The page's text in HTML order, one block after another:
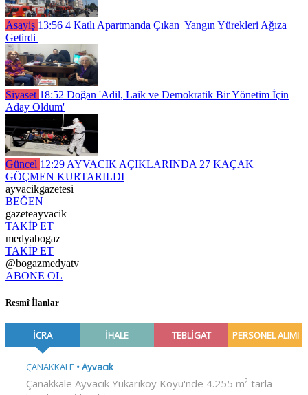
Asayiş 13:56 4 Katlı Apartmanda Çıkan Yangın Yürekleri Ağıza
Getirdi
Siyaset 18:52 Doğan 'Adil, Laik ve Demokratik Bir Yönetim İçin
Aday Oldum'
Güncel 12:29 AYVACIK AÇIKLARINDA 27 KAÇAK
GÖÇMEN KURTARILDI
ayvacikgazetesi
BEĞEN
gazeteayvacik
TAKİP ET
medyabogaz
TAKİP ET
@bogazmedyatv
ABONE OL
Resmî İlanlar